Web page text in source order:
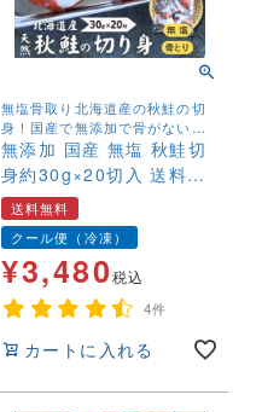
無塩骨取り北海道産の秋鮭の切
身！国産で無添加で骨がないの
が欲しいとの声から誕生しまし
た！
無添加 国産 無塩 秋鮭切
身約30g×20切入 送料無
料 骨取り 骨なし 天然 魚
鮭 さけ サケ 焼くだけ そ
のまま使える お弁当 ス
トック
送料無料
クール便（冷凍）
¥3,480税込
4件
カートに入れる